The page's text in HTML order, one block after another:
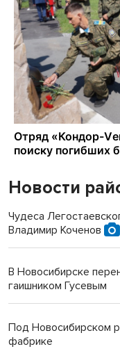
Новости
Чудеса
Владимир Коченов
В Новосибирске
гаишником Гусевым
Под Новосибирском
фабрике